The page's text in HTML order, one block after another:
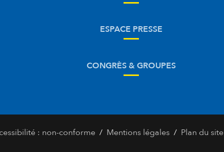
ESPACE PRESSE
CONGRÈS & GROUPES
: non-conforme / Mentions légales / Plan du site